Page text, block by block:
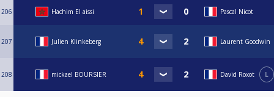
206 Hachim El aissi Pascal Nicot
207 Julien Klinkeberg Laurent Goodwin
208 mickael BOURSIER David Roxot L